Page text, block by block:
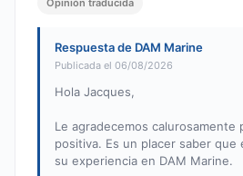
Opinión traducida
Respuesta de DAM Marine
Publicada el 06/08/2026
Hola Jacques,
Le agradecemos calurosamente
positiva. Es un placer saber que
su experiencia en DAM Marine.